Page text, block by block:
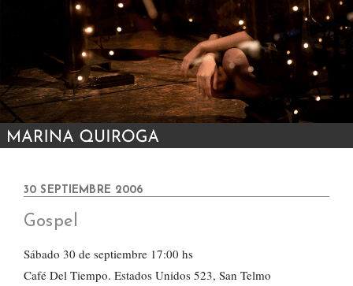
30 SEPTIEMBRE 2006
Gospel
Sábado 30 de septiembre 17:00 hs
Café Del Tiempo. Estados Unidos 523, San Telmo